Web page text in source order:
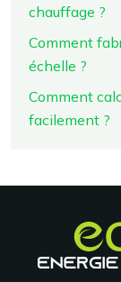
chauffage ?
Comment
échelle ?
Comment
facilement ?